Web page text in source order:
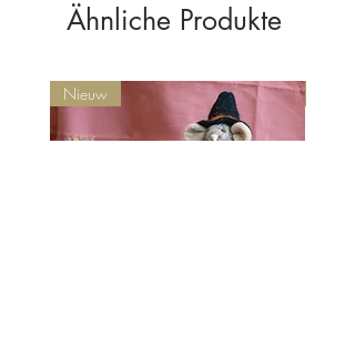
Ähnliche Produkte
Nieuw